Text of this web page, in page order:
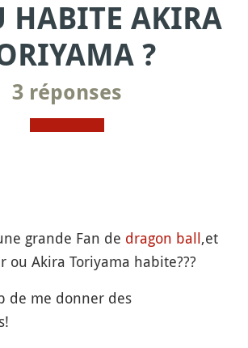
HABITE AKIRA
?
3 réponses
grande Fan de dragon ball,et
ou Akira Toriyama habite???
de me donner des